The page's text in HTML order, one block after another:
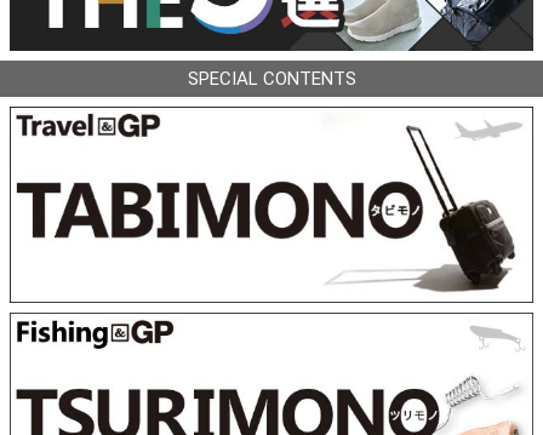
SPECIAL CONTENTS